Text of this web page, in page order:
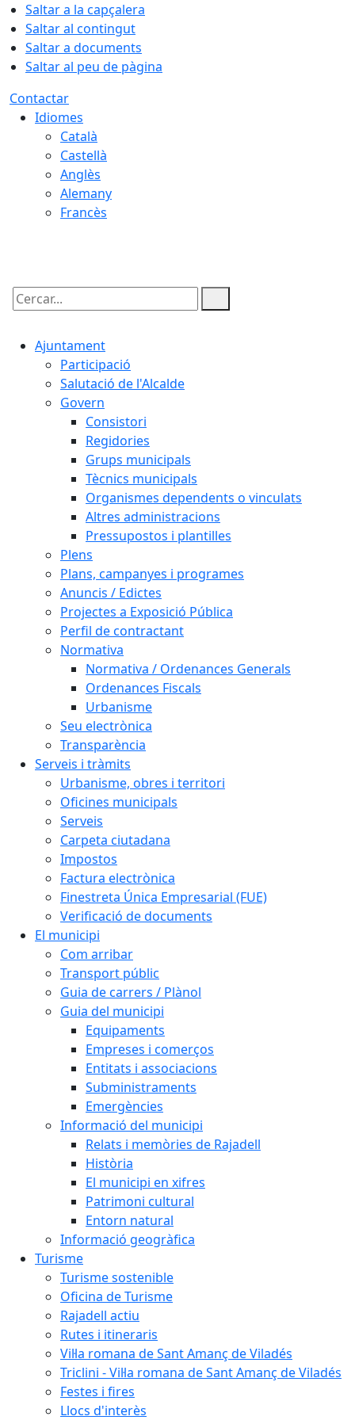
Saltar a la capçalera
Saltar al contingut
Saltar a documents
Saltar al peu de pàgina
Contactar
Idiomes
Català
Castellà
Anglès
Alemany
Francès
Cercar:
Ajuntament
Participació
Salutació de l'Alcalde
Govern
Consistori
Regidories
Grups municipals
Tècnics municipals
Organismes dependents o vinculats
Altres administracions
Pressupostos i plantilles
Plens
Plans, campanyes i programes
Anuncis / Edictes
Projectes a Exposició Pública
Perfil de contractant
Normativa
Normativa / Ordenances Generals
Ordenances Fiscals
Urbanisme
Seu electrònica
Transparència
Serveis i tràmits
Urbanisme, obres i territori
Oficines municipals
Serveis
Carpeta ciutadana
Impostos
Factura electrònica
Finestreta Única Empresarial (FUE)
Verificació de documents
El municipi
Com arribar
Transport públic
Guia de carrers / Plànol
Guia del municipi
Equipaments
Empreses i comerços
Entitats i associacions
Subministraments
Emergències
Informació del municipi
Relats i memòries de Rajadell
Història
El municipi en xifres
Patrimoni cultural
Entorn natural
Informació geogràfica
Turisme
Turisme sostenible
Oficina de Turisme
Rajadell actiu
Rutes i itineraris
Vil·la romana de Sant Amanç de Viladés
Triclini - Vil·la romana de Sant Amanç de Viladés
Festes i fires
Llocs d'interès